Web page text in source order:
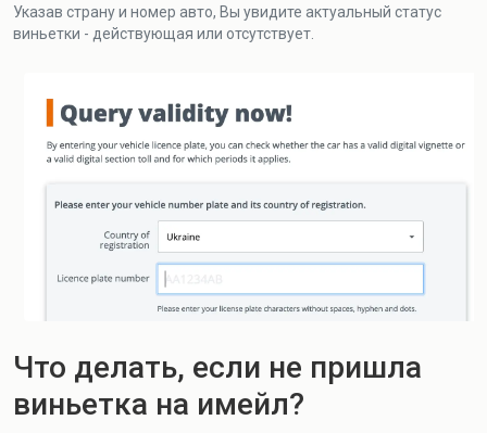
Указав страну и номер авто, Вы увидите актуальный статус
виньетки - действующая или отсутствует.
Что делать, если не пришла
виньетка на имейл?